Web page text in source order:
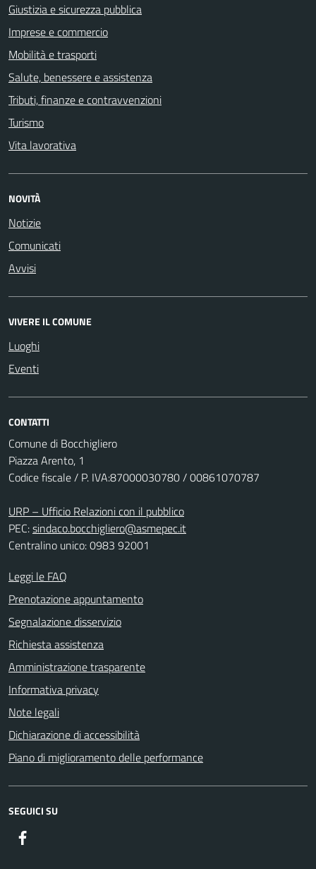
Giustizia e sicurezza pubblica
Imprese e commercio
Mobilità e trasporti
Salute, benessere e assistenza
Tributi, finanze e contravvenzioni
Turismo
Vita lavorativa
NOVITÀ
Notizie
Comunicati
Avvisi
VIVERE IL COMUNE
Luoghi
Eventi
CONTATTI
Comune di Bocchigliero
Piazza Arento, 1
Codice fiscale / P. IVA:87000030780 / 00861070787
URP – Ufficio Relazioni con il pubblico
PEC:sindaco.bocchigliero@asmepec.it
Centralino unico: 0983 92001
Leggi le FAQ
Prenotazione appuntamento
Segnalazione disservizio
Richiesta assistenza
Amministrazione trasparente
Informativa privacy
Note legali
Dichiarazione di accessibilità
Piano di miglioramento delle performance
SEGUICI SU